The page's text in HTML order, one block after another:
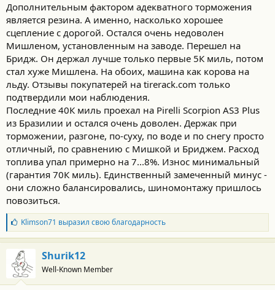
Дополнительным фактором адекватного торможения
является резина. А именно, насколько хорошее
сцепление с дорогой. Остался очень недоволен
Мишленом, установленным на заводе. Перешел на
Бридж. Он держал лучше только первые 5К миль, потом
стал хуже Мишлена. На обоих, машина как корова на
льду. Отзывы покупатерей на tirerack.com только
подтвердили мои наблюдения.
Последние 40К миль проехал на Pirelli Scorpion AS3 Plus
из Бразилии и остался очень доволен. Держак при
торможении, разгоне, по-суху, по воде и по снегу просто
отличный, по сравнению с Мишкой и Бриджем. Расход
топлива упал примерно на 7...8%. Износ минимальный
(гарантия 70К миль). Единственный замеченный минус -
они сложно балансировались, шиномонтажу пришлось
повозиться.
Б
л
а
г
о
д
а
Klimson71 выразил свою благодарность
Shurik12
Well-Known Member